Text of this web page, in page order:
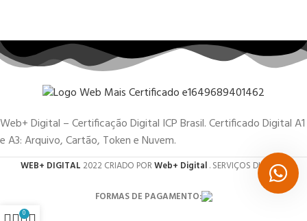
Web+ Digital – Certificação Digital ICP Brasil. Certificado Digital A1
e A3: Arquivo, Cartão, Token e Nuvem.
WEB+ DIGITAL 2022 CRIADO PORWeb+ Digital. SERVIÇOS DIGITAIS.
FORMAS DE PAGAMENTO:
0